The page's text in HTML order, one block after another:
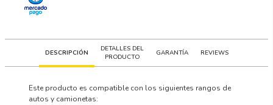
DESCRIPCIÓN
DETALLES DEL
PRODUCTO
GARANTÍA REVIEWS
Este producto es compatible con los siguientes rangos de
autos y camionetas: